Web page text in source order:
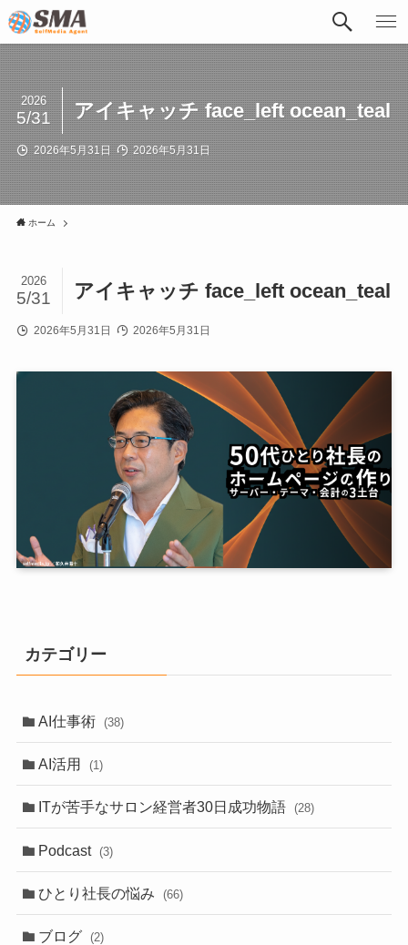
アイキャッチ face_left ocean_teal
2026
5/31
2026年5月31日 2026年5月31日
ホーム
アイキャッチ face_left ocean_teal
2026
5/31
2026年5月31日 2026年5月31日
カテゴリー
AI仕事術 (38)
AI活用 (1)
ITが苦手なサロン経営者30日成功物語 (28)
Podcast (3)
ひとり社長の悩み (66)
ブログ (2)